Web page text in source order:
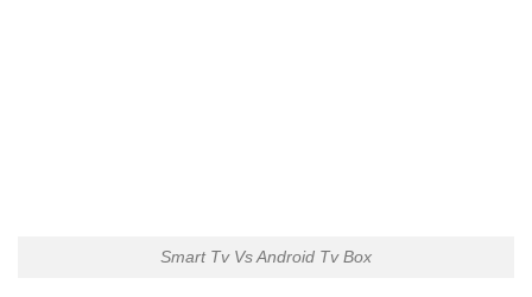
Smart Tv Vs Android Tv Box